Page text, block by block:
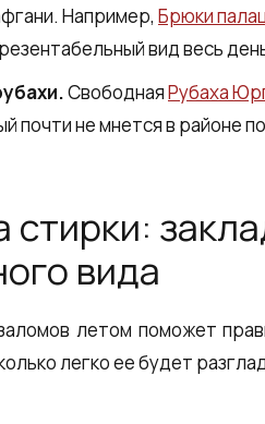
Например, Брюки
вид весь
СвободнаяРубаха
почти не мнется в районе
стирки:
вида
летом поможет
легко ее будет